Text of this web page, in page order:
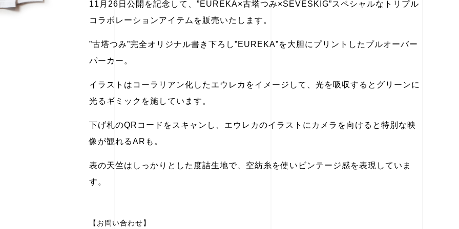
11月26日公開を記念して、”EUREKA×古塔つみ×SEVESKIG”スペシャルなトリプル
コラボレーションアイテムを販売いたします。
”古塔つみ”完全オリジナル書き下ろし”EUREKA”を大胆にプリントしたプルオーバー
パーカー。
イラストはコーラリアン化したエウレカをイメージして、光を吸収するとグリーンに
光るギミックを施しています。
下げ札のQRコードをスキャンし、エウレカのイラストにカメラを向けると特別な映
像が観れるARも。
表の天竺はしっかりとした度詰生地で、空紡糸を使いビンテージ感を表現していま
す。
【お問い合わせ】